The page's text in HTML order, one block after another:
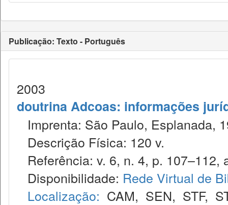
Publicação: Texto - Português
2003
doutrina Adcoas: informações
Imprenta: São Paulo, Esplanada,
Descrição Física: 120 v.
Referência: v. 6, n. 4, p. 107–112,
Disponibilidade: Rede Virtual de
Localização: CAM, SEN, STF,